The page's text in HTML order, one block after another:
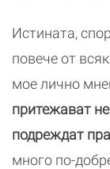
Истината,
повече от
мое лично
притежават
подреждат
много по-